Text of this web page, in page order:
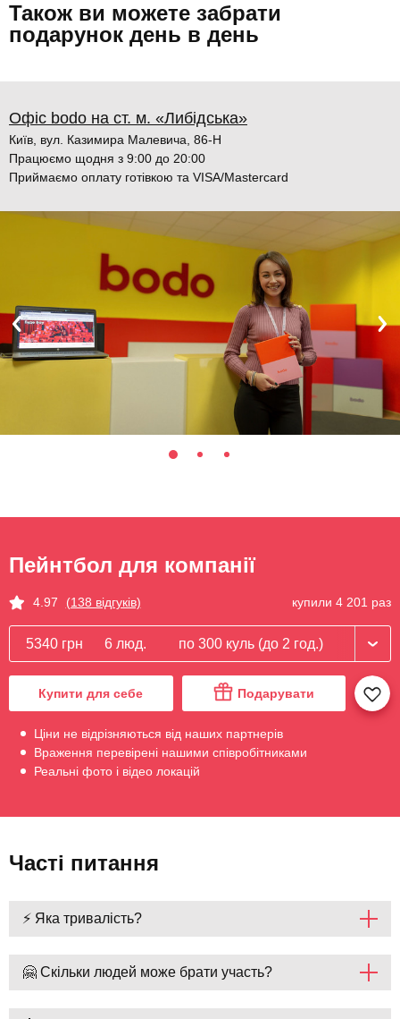
Також ви можете забрати
подарунок день в день
Офіс bodo на ст. м. «Либідська»
Київ, вул. Казимира Малевича, 86-Н
Працюємо щодня з 9:00 до 20:00
Приймаємо оплату готівкою та VISA/Mastercard
Пейнтбол для компанії
4.97 (138 відгуків) купили 4 201 раз
5340 грн 6 люд. по 300 куль (до 2 год.)
Купити для себе Подарувати
Ціни не відрізняються від наших партнерів
Враження перевірені нашими співробітниками
Реальні фото і відео локацій
Часті питання
⚡ Яка тривалість?
🤗 Скільки людей може брати участь?